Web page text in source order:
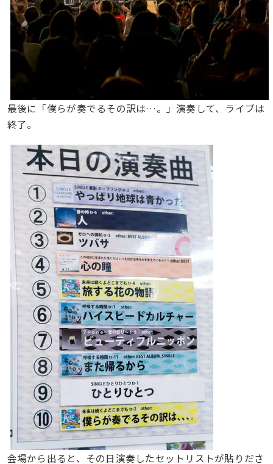
最後に「僕らが奏でるその訳は…。」演奏して、ライブは
終了。
会場から出ると、その日演奏したセットリストが貼りださ